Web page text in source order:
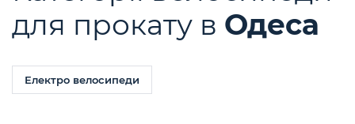
для прокату в Одеса
Електро велосипеди